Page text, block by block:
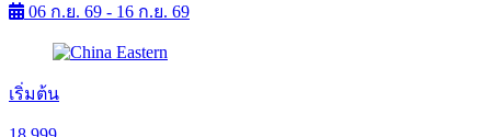
06 ก.ย. 69 - 16 ก.ย. 69
เริ่มต้น